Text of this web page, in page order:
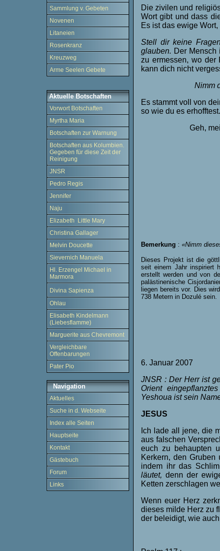
Sammlung v. Gebeten
Novenen
Litaneien
Rosenkranz
Kreuzweg
Arme Seelen Gebete
Aktuelle Botschaften
Vorwort Botschaften
Myrtha Maria
Botschaften zur Warnung
Botschaften aus Kolumbien.
Gegeben für diese Zeit der
Reinigung
JNSR
Pedro Regis
Jennifer
Naju
Elizabeth Little Mary
Christina Gallager
Melvin Doucette
Sievernich Manuela
Hl. Erzengel Michael in
Marmora
Divina Sapienza
Ohlau
Elisabeth Kindelmann
(Liebesflamme)
Marguerite aus Chevremont
Vergleichbare
Offenbarungen
Pater Pio
Navigation
Aktuelles
Suche in d. Webseite
Index alle Seiten
Hauptseite
Kontakt
Gästebuch
Forum
Links
Die zivilen und
Wort gibt und dass
Es ist das ewige
Stell dir keine
glauben. Der
zu ermessen, wo der
kann dich nicht
Nimm
Es stammt voll von
so wie du es
Geh,
Bemerkung : «Nimm
Dieses Projekt ist die
seit einem Jahr inspiriert
erstellt werden und von
palästinenische
liegen bereits vor. Dies
738 Metern in Dozulé sein.
6. Januar 2007
JNSR : Der Herr ist
Orient
Yeshoua ist sein
JESUS
Ich lade all jene, die
aus falschen
euch zu behaupten
Kerkern, den
indem ihr das
läutet,denn der
Ketten zerschlagen
Wenn euer Herz
dieses milde Herz zu
der beleidigt, wie